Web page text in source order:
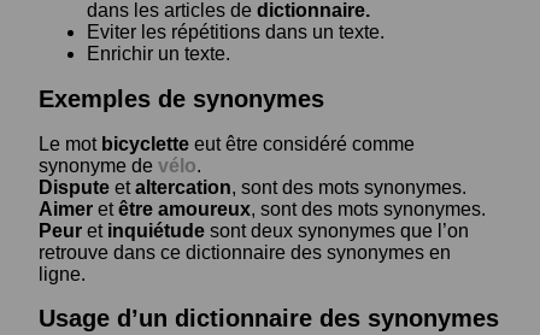
dans les articles de dictionnaire.
Eviter les répétitions dans un texte.
Enrichir un texte.
Exemples de synonymes
Le mot bicyclette eut être considéré comme
synonyme de vélo.
Dispute etaltercation, sont des mots synonymes.
Aimer etêtre amoureux, sont des mots synonymes.
Peur et inquiétude sont deux synonymes que l’on
retrouve dans ce dictionnaire des synonymes en
ligne.
Usage d’un dictionnaire des synonymes